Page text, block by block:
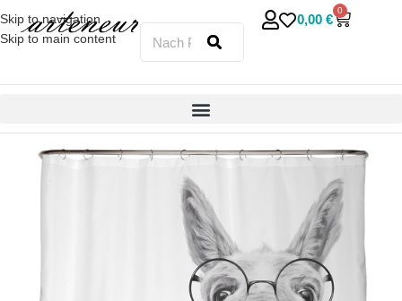
Skip to navigation
Skip to main content
0,00 €
0